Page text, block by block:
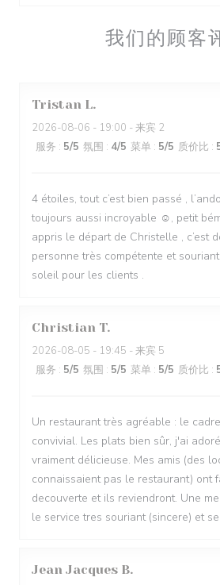
我们的顾客
Tristan L
2026-08-06 - 19:00 - 来宾 2
服务 : 5/5 氛围 : 4/5 菜单 : 5/5 质价比 :
4 étoiles, tout c’est bien passé ,
toujours aussi incroyable ☺️, petit
appris le départ de Christelle , c’est
personne très compétente et
soleil pour les clients .
Christian T
2026-08-05 - 19:45 - 来宾 5
服务 : 5/5 氛围 : 5/5 菜单 : 5/5 质价比 :
Un restaurant très agréable : le
convivial. Les plats bien sûr, j'ai
vraiment délicieuse. Mes amis (des
connaissaient pas le restaurant) ont
decouverte et ils reviendront. Une
le service tres souriant (sincere) et
Jean Jacques B